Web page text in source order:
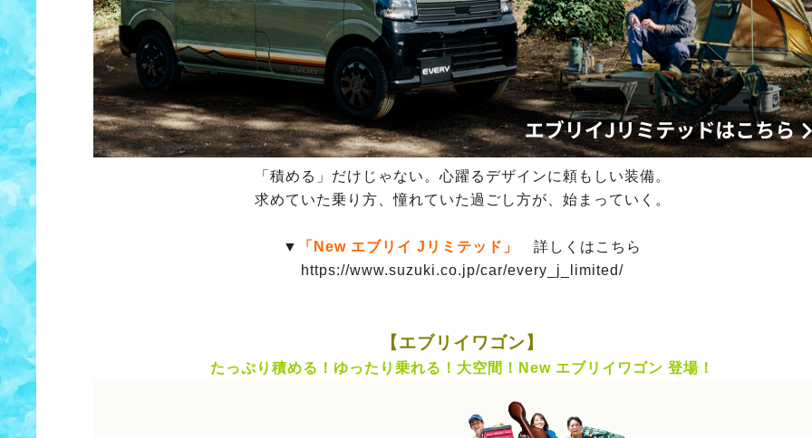
「積める」だけじゃない。心躍るデザインに頼もしい装備。
求めていた乗り方、憧れていた過ごし方が、始まっていく。
▼ 「New エブリイ Jリミテッド」
詳しくはこちら
https://www.suzuki.co.jp/car/every_j_limited/
【エブリイワゴン】
たっぷり積める！ゆったり乗れる！大空間！New エブリイワゴン 登場！